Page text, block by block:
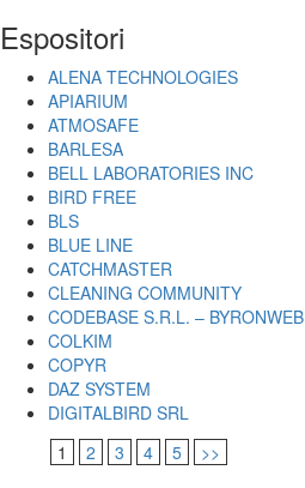
Espositori
ALENA TECHNOLOGIES
APIARIUM
ATMOSAFE
BARLESA
BELL LABORATORIES INC
BIRD FREE
BLS
BLUE LINE
CATCHMASTER
CLEANING COMMUNITY
CODEBASE S.R.L. – BYRONWEB
COLKIM
COPYR
DAZ SYSTEM
DIGITALBIRD SRL
1
2 3 4 5 >>